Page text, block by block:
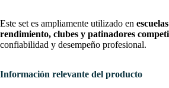
Este set es ampliamente utilizado en
rendimiento, clubes y patinadores
confiabilidad y desempeño profesional.
Información relevante del producto